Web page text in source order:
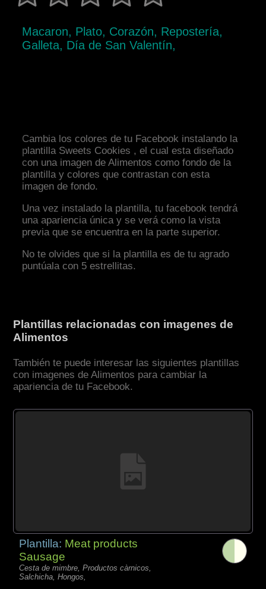
Macaron, Plato, Corazón, Repostería,
Galleta, Día de San Valentín,
Cambia los colores de tu Facebook instalando la
plantilla Sweets Cookies , el cual esta diseñado
con una imagen de Alimentos como fondo de la
plantilla y colores que contrastan con esta
imagen de fondo.
Una vez instalado la plantilla, tu facebook tendrá
una apariencia única y se verá como la vista
previa que se encuentra en la parte superior.
No te olvides que si la plantilla es de tu agrado
puntúala con 5 estrellitas.
Plantillas relacionadas con imagenes de
Alimentos
También te puede interesar las siguientes plantillas
con imagenes de Alimentos para cambiar la
apariencia de tu Facebook.
Plantilla: Meat products
Sausage
Cesta de mimbre, Productos càrnicos,
Salchicha, Hongos,